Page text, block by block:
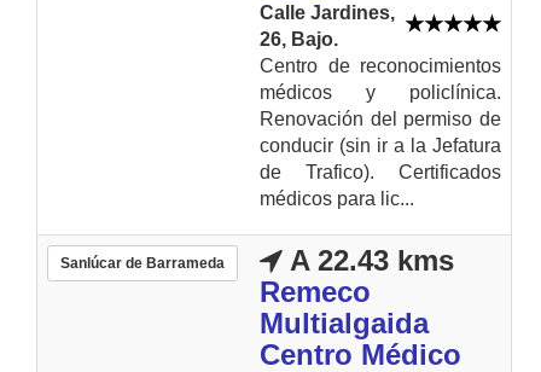
Calle Jardines,
26, Bajo.
Centro de reconocimientos
médicos y policlínica.
Renovación del permiso de
conducir (sin ir a la Jefatura
de Trafico). Certificados
médicos para lic...
Sanlúcar de Barrameda
A 22.43 kms
Remeco
Multialgaida
Centro Médico